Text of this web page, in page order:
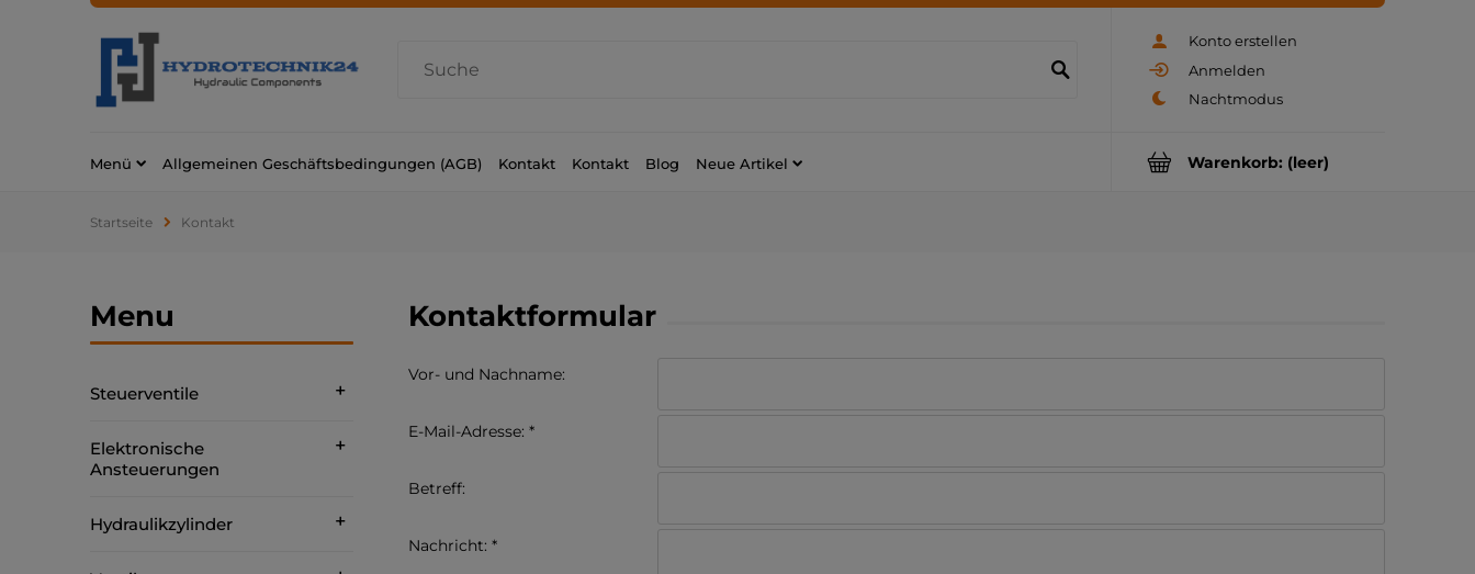
Konto erstellen
Anmelden
Warenkorb: (leer)
Menü Allgemeinen Geschäftsbedingungen (AGB) Kontakt Kontakt Blog Neue Artikel
Startseite Kontakt
Menu
Steuerventile
Elektronische
Ansteuerungen
Hydraulikzylinder
Kontaktformular
Vor- und Nachname:
E-Mail-Adresse: *
Betreff:
Nachricht: *